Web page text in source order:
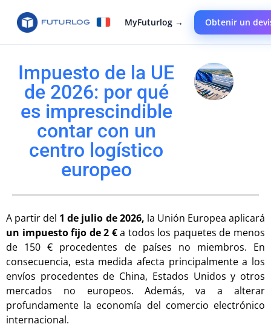
MyFuturlog → Obtenir un
Impuesto de la UE
de 2026: por qué
es imprescindible
contar con un
centro logístico
europeo
A partir del 1 de julio de 2026, la Unión Europea aplicará
un impuesto fijo de 2 €a todos los paquetes de menos
de 150 € procedentes de países no miembros. En
consecuencia, esta medida afecta principalmente a los
envíos procedentes de China, Estados Unidos y otros
mercados no europeos. Además, va a alterar
profundamente la economía del comercio electrónico
internacional.